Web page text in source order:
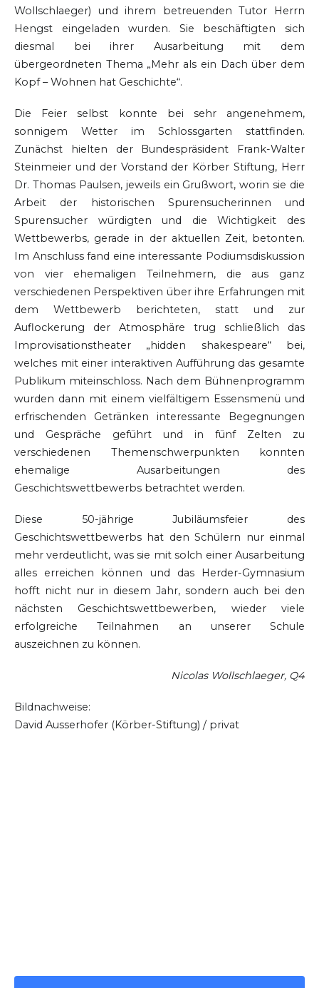
Wollschlaeger) und ihrem betreuenden Tutor Herrn
Hengst eingeladen wurden. Sie beschäftigten sich
diesmal bei ihrer Ausarbeitung mit dem
übergeordneten Thema „Mehr als ein Dach über dem
Kopf – Wohnen hat Geschichte“.
Die Feier selbst konnte bei sehr angenehmem,
sonnigem Wetter im Schlossgarten stattfinden.
Zunächst hielten der Bundespräsident Frank-Walter
Steinmeier und der Vorstand der Körber Stiftung, Herr
Dr. Thomas Paulsen, jeweils ein Grußwort, worin sie die
Arbeit der historischen Spurensucherinnen und
Spurensucher würdigten und die Wichtigkeit des
Wettbewerbs, gerade in der aktuellen Zeit, betonten.
Im Anschluss fand eine interessante Podiumsdiskussion
von vier ehemaligen Teilnehmern, die aus ganz
verschiedenen Perspektiven über ihre Erfahrungen mit
dem Wettbewerb berichteten, statt und zur
Auflockerung der Atmosphäre trug schließlich das
Improvisationstheater „hidden shakespeare“ bei,
welches mit einer interaktiven Aufführung das gesamte
Publikum miteinschloss. Nach dem Bühnenprogramm
wurden dann mit einem vielfältigem Essensmenü und
erfrischenden Getränken interessante Begegnungen
und Gespräche geführt und in fünf Zelten zu
verschiedenen Themenschwerpunkten konnten
ehemalige Ausarbeitungen des
Geschichtswettbewerbs betrachtet werden.
Diese 50-jährige Jubiläumsfeier des
Geschichtswettbewerbs hat den Schülern nur einmal
mehr verdeutlicht, was sie mit solch einer Ausarbeitung
alles erreichen können und das Herder-Gymnasium
hofft nicht nur in diesem Jahr, sondern auch bei den
nächsten Geschichtswettbewerben, wieder viele
erfolgreiche Teilnahmen an unserer Schule
auszeichnen zu können.
Nicolas Wollschlaeger, Q4
Bildnachweise:
David Ausserhofer (Körber-Stiftung) / privat